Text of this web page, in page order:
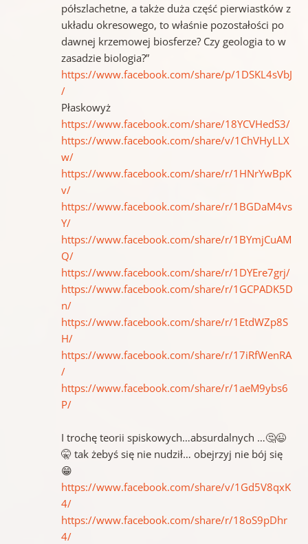
półszlachetne, a także duża część pierwiastków z
układu okresowego, to właśnie pozostałości po
dawnej krzemowej biosferze? Czy geologia to w
zasadzie biologia?”
https://www.facebook.com/share/p/1DSKL4sVbJ
/
Płaskowyż
https://www.facebook.com/share/18YCVHedS3/
https://www.facebook.com/share/v/1ChVHyLLX
w/
https://www.facebook.com/share/r/1HNrYwBpK
v/
https://www.facebook.com/share/r/1BGDaM4vs
Y/
https://www.facebook.com/share/r/1BYmjCuAM
Q/
https://www.facebook.com/share/r/1DYEre7grj/
https://www.facebook.com/share/r/1GCPADK5D
n/
https://www.facebook.com/share/r/1EtdWZp8S
H/
https://www.facebook.com/share/r/17iRfWenRA
/
https://www.facebook.com/share/r/1aeM9ybs6
P/
I trochę teorii spiskowych…absurdalnych …🤔😉
🤫 tak żebyś się nie nudził… obejrzyj nie bój się
😁
https://www.facebook.com/share/v/1Gd5V8qxK
4/
https://www.facebook.com/share/r/18oS9pDhr
4/